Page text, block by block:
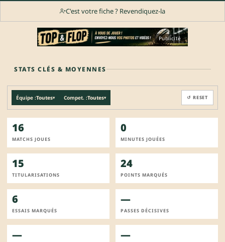
C'est votre fiche ? Revendiquez-la
Publicité
STATS CLÉS & MOYENNES
Équipe :Toutes▾ Compet. :Toutes▾ ↺ RESET
16
MATCHS JOUES
0
MINUTES JOUÉES
15
TITULARISATIONS
24
POINTS MARQUÉS
6
ESSAIS MARQUÉS
—
PASSES DÉCISIVES
— —